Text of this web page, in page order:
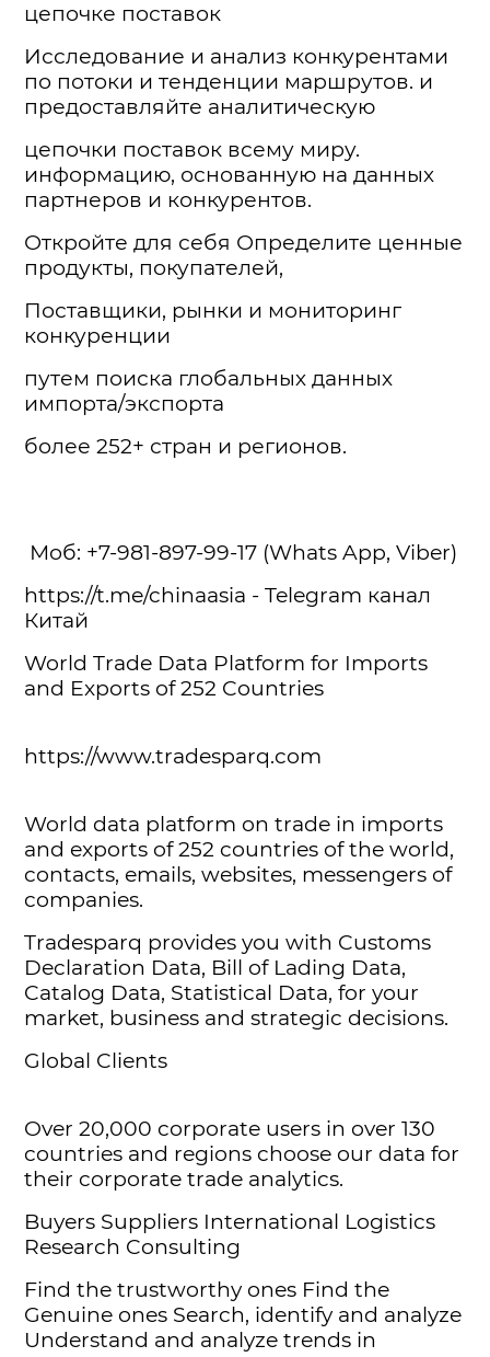
цепочке поставок
Исследование и анализ конкурентами
по потоки и тенденции маршрутов. и
предоставляйте аналитическую
цепочки поставок всему миру.
информацию, основанную на данных
партнеров и конкурентов.
Откройте для себя Определите ценные
продукты, покупателей,
Поставщики, рынки и мониторинг
конкуренции
путем поиска глобальных данных
импорта/экспорта
более 252+ стран и регионов.
Моб: +7-981-897-99-17 (Whats App, Viber)
https://t.me/chinaasia - Telegram канал
Китай
World Trade Data Platform for Imports
and Exports of 252 Countries
https://www.tradesparq.com
World data platform on trade in imports
and exports of 252 countries of the world,
contacts, emails, websites, messengers of
companies.
Tradesparq provides you with Customs
Declaration Data, Bill of Lading Data,
Catalog Data, Statistical Data, for your
market, business and strategic decisions.
Global Clients
Over 20,000 corporate users in over 130
countries and regions choose our data for
their corporate trade analytics.
Buyers Suppliers International Logistics
Research Consulting
Find the trustworthy ones Find the
Genuine ones Search, identify and analyze
Understand and analyze trends in